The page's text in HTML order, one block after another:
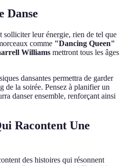
Danse
leur énergie, rien de tel que
comme "Dancing Queen"
Williams mettront tous les âges
dansantes permettra de garder
de la soirée. Pensez à planifier un
danser ensemble, renforçant ainsi
Racontent Une
des histoires qui résonnent